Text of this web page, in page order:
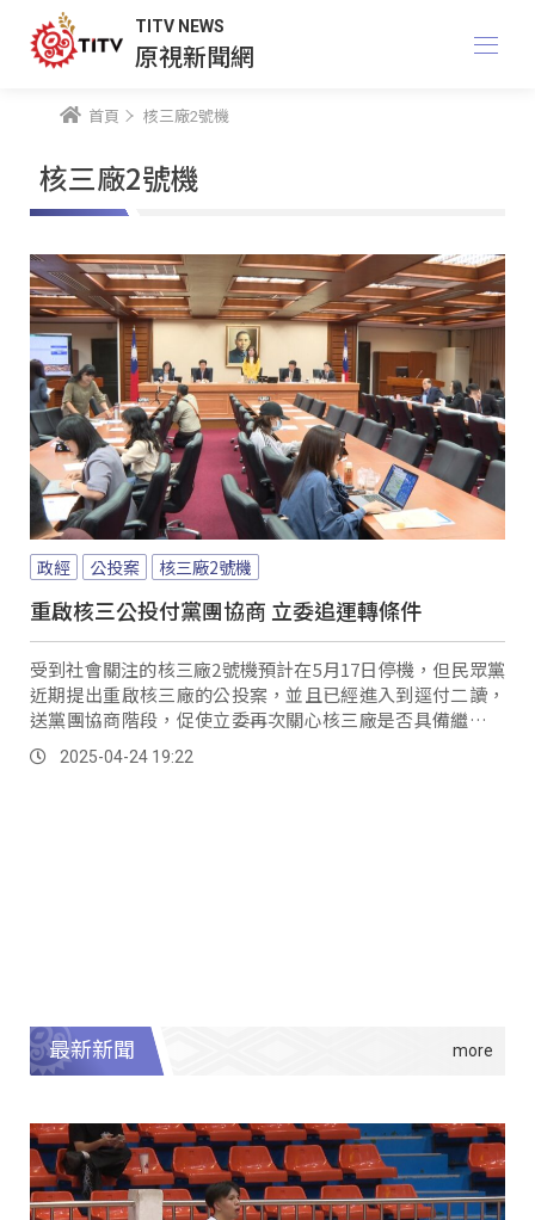
TITV NEWS
原視新聞網
首頁 核三廠2號機
核三廠2號機
政經 公投案 核三廠2號機
重啟核三公投付黨團協商 立委追運轉條件
受到社會關注的核三廠2號機預計在5月17日停機，但民眾黨
近期提出重啟核三廠的公投案，並且已經進入到逕付二讀，
送黨團協商階段，促使立委再次關心核三廠是否具備繼續運
轉的條件。
2025-04-24 19:22
最新新聞